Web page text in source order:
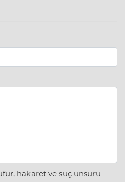
hakaret ve suç unsuru